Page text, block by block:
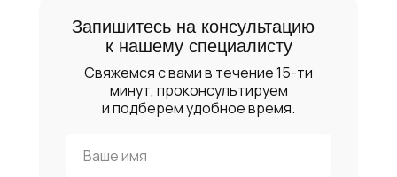
Запишитесь на консультацию
к нашему специалисту
Свяжемся с вами в течение 15-ти
минут, проконсультируем
и подберем удобное время.